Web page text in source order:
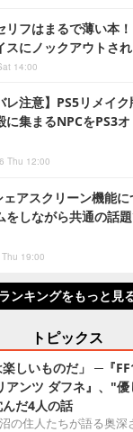
リフはまるで薄い本
スにノックアウトさ
14:00
レ注意】PS5リメイ
に集まるNPCをPS3
Thu 12:00
ェアスクリーン機能
をしながら共通の話
19:00
ランキングをもっと見
トピックス
楽しいものだ」 ─『
アンツ ダフネ』、"
んだ4人の話
の住人たちが語る奥深